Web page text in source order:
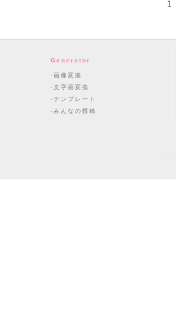
1
Generator
画像変換
文字画変換
テンプレート
みんなの投稿